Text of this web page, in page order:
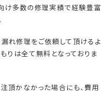
け多数の修理実績で経験豊富
れ修理をご依頼して頂けるよ
りは全て無料となっておりま
頂かなかった場合にも、費用